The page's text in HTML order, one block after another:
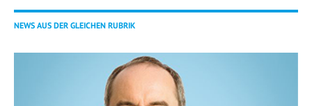
NEWS AUS DER GLEICHEN RUBRIK